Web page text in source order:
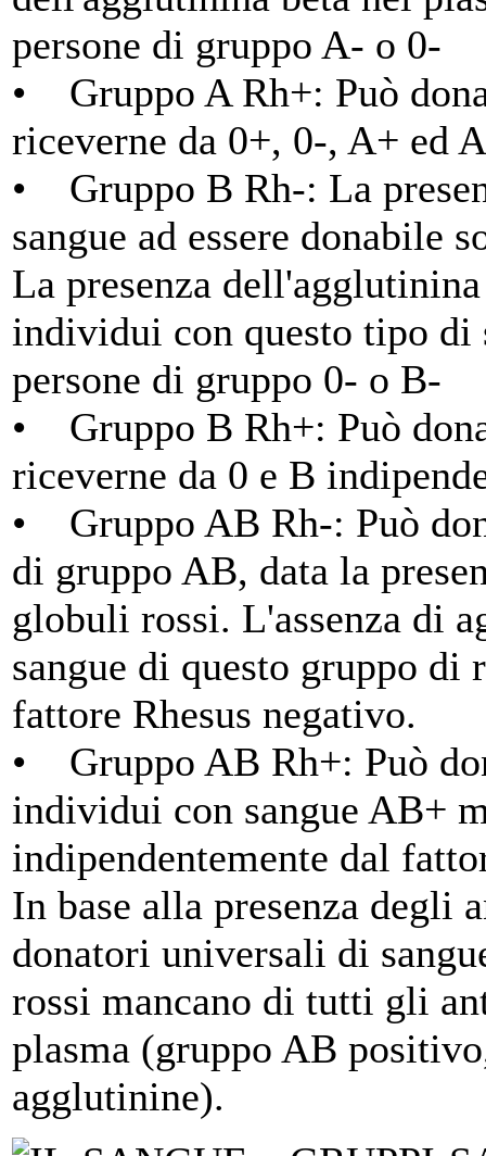
persone di gruppo A- o 0-
• Gruppo A Rh+: Può
riceverne da 0+, 0-, A+ ed
• Gruppo B Rh-: La
sangue ad essere donabile
La presenza
individui con questo tipo di
persone di gruppo 0- o B-
• Gruppo B Rh+: Può
riceverne da 0 e B
• Gruppo AB Rh-: Può
di gruppo AB, data la
globuli rossi. L'assenza di
sangue di questo gruppo
fattore Rhesus negativo.
• Gruppo AB Rh+: Può
individui con sangue AB+
indipendentemente dal
In base alla presenza degli
donatori universali di
rossi mancano di tutti gli
plasma (gruppo AB
agglutinine).